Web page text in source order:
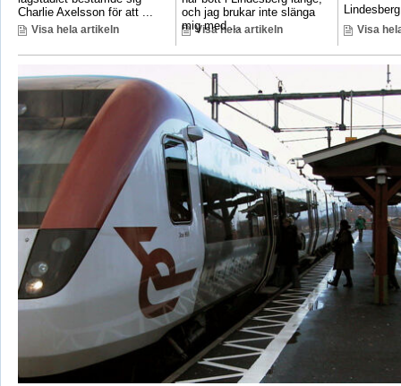
Charlie Axelsson för att ...
Visa hela artikeln
och jag brukar inte slänga
mig med ...
Visa hela artikeln Visa